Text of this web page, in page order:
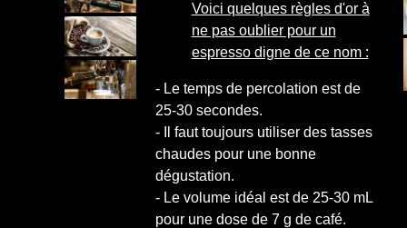
Voici quelques règles d'or à
ne pas oublier pour un
espresso digne de ce nom :
- Le temps de percolation est de
25-30 secondes.
- Il faut toujours utiliser des tasses
chaudes pour une bonne
dégustation.
- Le volume idéal est de 25-30 mL
pour une dose de 7 g de café.